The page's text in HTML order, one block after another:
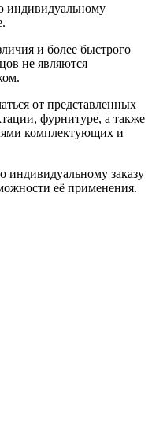
индивидуальному
и более быстрого
не являются
от представленных
фурнитуре, а также
комплектующих и
индивидуальному заказу
её применения.